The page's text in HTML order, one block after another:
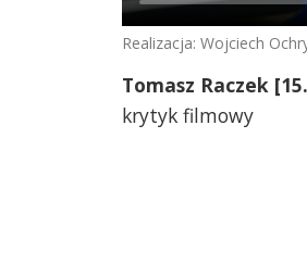
Realizacja: Wojciech
Tomasz Raczek
krytyk filmowy